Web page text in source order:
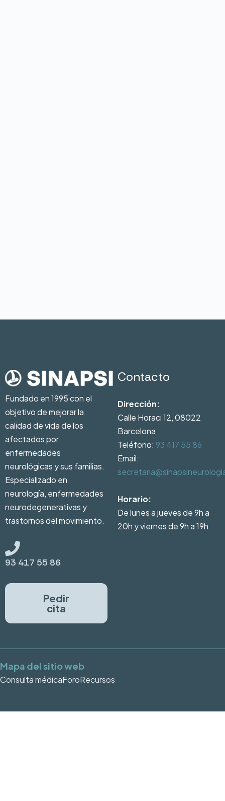
Fundado en 1995 con el
objetivo de mejorar la
calidad de vida de los
afectados por
enfermedades
neurológicas y sus familias.
Especializado en
neurología, enfermedades
neurodegenerativas y
trastornos del movimiento.
93 417 55 86
Pedir
cita
Contacto
Dirección:
Calle Horaci 12, 08022
Barcelona
Teléfono: 93 417 55 86
Email:
Horario:
De lunes a jueves de 9h a
20h y viernes de 9h a 19h
Mapa del sitio web
Consulta médicaForoRecursos